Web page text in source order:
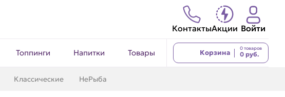
КонтактыАкции Войти
Топпинги Напитки Товары Корзина
0 товаров
0 руб.
Классические НеРыба